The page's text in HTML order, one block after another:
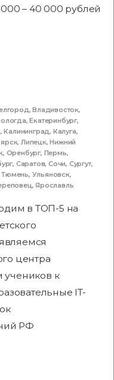
000 – 40 000 рублей
,Владивосток,
,Екатеринбург,
,Калининград, Калуга,
,Липецк,Нижний
, Оренбург, Пермь,
, Саратов,Сочи, Сургут,
Тюмень, Ульяновск,
,Ярославль
в ТОП-5 на
центра
учеников к
IT-
РФ